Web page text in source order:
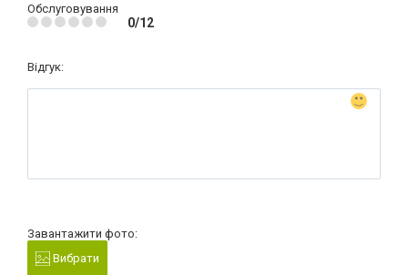
Обслуговування
0/12
Відгук:
Завантажити фото:
Вибрати